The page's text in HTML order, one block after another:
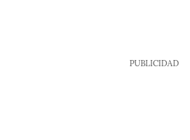
PUBLICIDAD